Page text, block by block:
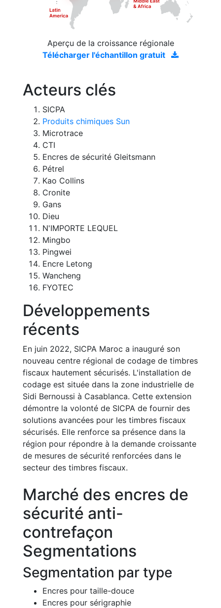
Aperçu de la croissance régionale
Télécharger l'échantillon gratuit
Acteurs clés
SICPA
Produits chimiques Sun
Microtrace
CTI
Encres de sécurité Gleitsmann
Pétrel
Kao Collins
Cronite
Gans
Dieu
N'IMPORTE LEQUEL
Mingbo
Pingwei
Encre Letong
Wancheng
FYOTEC
Développements
récents
En juin 2022, SICPA Maroc a inauguré son
nouveau centre régional de codage de timbres
fiscaux hautement sécurisés. L'installation de
codage est située dans la zone industrielle de
Sidi Bernoussi à Casablanca. Cette extension
démontre la volonté de SICPA de fournir des
solutions avancées pour les timbres fiscaux
sécurisés. Elle renforce sa présence dans la
région pour répondre à la demande croissante
de mesures de sécurité renforcées dans le
secteur des timbres fiscaux.
Marché des encres de
sécurité anti-
contrefaçon
Segmentations
Segmentation par type
Encres pour taille-douce
Encres pour sérigraphie